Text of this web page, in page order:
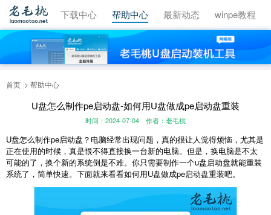
视频教程 下载中心 帮助中心 最新动态 winpe教程
首页 帮助中心
U盘怎么制作pe启动盘-如何用U盘做成pe启动盘重装
时间：2024-07-04 作者：老毛桃
U盘怎么制作pe启动盘？电脑经常出现问题，真的很让人觉得烦恼，尤其是
正在使用的时候，真是恨不得直接换一台新的电脑。但是，换电脑是不太
可能的了，换个新的系统倒是不难。你只需要制作一个u盘启动盘就能重装
系统了，简单快速。下面就来看看如何用U盘做成pe启动盘重装吧。